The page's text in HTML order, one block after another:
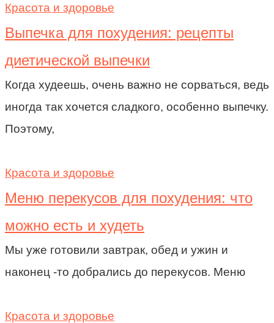
Красота и здоровье
Выпечка для похудения: рецепты
диетической выпечки
Когда худеешь, очень важно не сорваться, ведь
иногда так хочется сладкого, особенно выпечку.
Поэтому,
Красота и здоровье
Меню перекусов для похудения: что
можно есть и худеть
Мы уже готовили завтрак, обед и ужин и
наконец -то добрались до перекусов. Меню
Красота и здоровье